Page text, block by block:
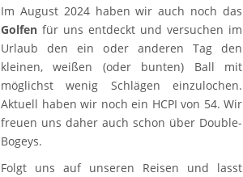
Im August 2024 haben wir auch noch das
Golfen für uns entdeckt und versuchen im
Urlaub den ein oder anderen Tag den
kleinen, weißen (oder bunten) Ball mit
möglichst wenig Schlägen einzulochen.
Aktuell haben wir noch ein HCPI von 54. Wir
freuen uns daher auch schon über Double-
Bogeys.
Folgt uns auf unseren Reisen und lasst